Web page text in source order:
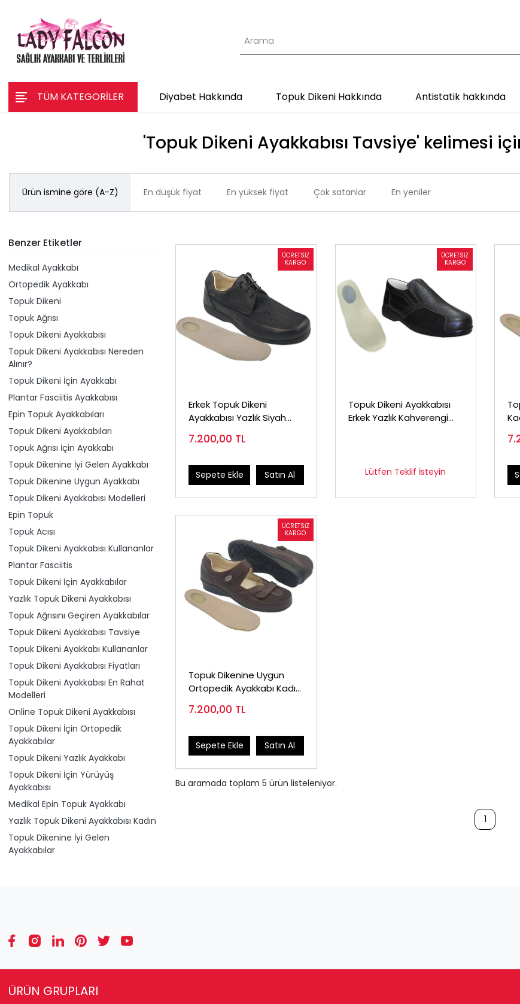
TÜM KATEGORİLER Diyabet Hakkında Topuk Dikeni Hakkında Antistatik hakkında
'Topuk Dikeni Ayakkabısı Tavsiye' kelimesi
Ürün ismine göre (A-Z) En düşük fiyat En yüksek fiyat Çok satanlar En yeniler
Benzer Etiketler
Medikal Ayakkabı
Ortopedik Ayakkabı
Topuk Dikeni
Topuk Ağrısı
Topuk Dikeni Ayakkabısı
Topuk Dikeni Ayakkabısı Nereden
Alınır?
Topuk Dikeni İçin Ayakkabı
Plantar Fasciitis Ayakkabısı
Epin Topuk Ayakkabıları
Topuk Dikeni Ayakkabıları
Topuk Ağrısı İçin Ayakkabı
Topuk Dikenine İyi Gelen Ayakkabı
Topuk Dikenine Uygun Ayakkabı
Topuk Dikeni Ayakkabısı Modelleri
Epin Topuk
Topuk Acısı
Topuk Dikeni Ayakkabısı Kullananlar
Plantar Fasciitis
Topuk Dikeni İçin Ayakkabılar
Yazlık Topuk Dikeni Ayakkabısı
Topuk Ağrısını Geçiren Ayakkabılar
Topuk Dikeni Ayakkabısı Tavsiye
Topuk Dikeni Ayakkabı Kullananlar
Topuk Dikeni Ayakkabısı Fiyatları
Topuk Dikeni Ayakkabısı En Rahat
Modelleri
Online Topuk Dikeni Ayakkabısı
Topuk Dikeni İçin Ortopedik
Ayakkabılar
Topuk Dikeni Yazlık Ayakkabı
Topuk Dikeni İçin Yürüyüş
Ayakkabısı
Medikal Epin Topuk Ayakkabı
Yazlık Topuk Dikeni Ayakkabısı Kadın
Topuk Dikenine İyi Gelen
Ayakkabılar
Erkek Topuk Dikeni
Ayakkabısı Yazlık Siyah
7.200,00 TL
Sepete Ekle Satın Al
Topuk Dikeni Ayakkabısı
Erkek Yazlık Kahverengi
Lütfen Teklif İsteyin
Topuk Dikenine Uygun
Ortopedik Ayakkabı Kadın
7.200,00 TL
Sepete Ekle Satın Al
Bu aramada toplam 5 ürün listeleniyor.
1
ÜRÜN GRUPLARI